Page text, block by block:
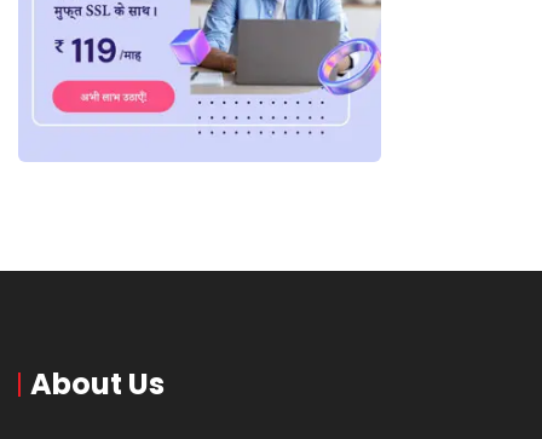
About Us